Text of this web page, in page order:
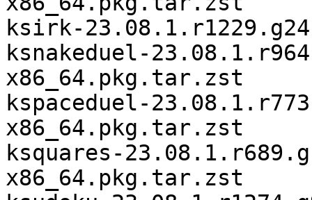
ksirk-
ksnakeduel-
x86_64.pkg.tar.zst
kspaceduel-
x86_64.pkg.tar.zst
ksquares-
x86_64.pkg.tar.zst